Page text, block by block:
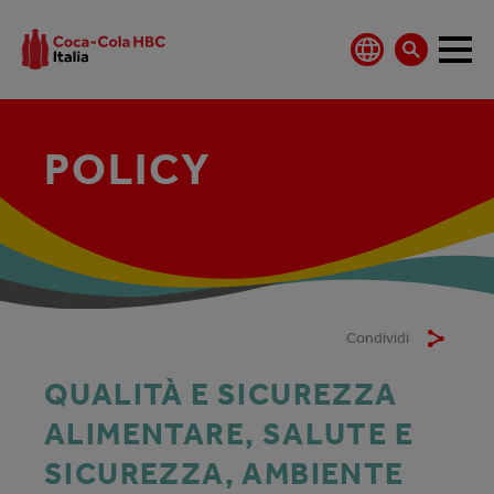
POLICY
Condividi
QUALITÀ E SICUREZZA
ALIMENTARE, SALUTE E
SICUREZZA, AMBIENTE